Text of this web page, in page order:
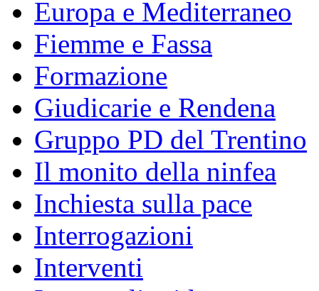
Europa e Mediterraneo
Fiemme e Fassa
Formazione
Giudicarie e Rendena
Gruppo PD del Trentino
Il monito della ninfea
Inchiesta sulla pace
Interrogazioni
Interventi